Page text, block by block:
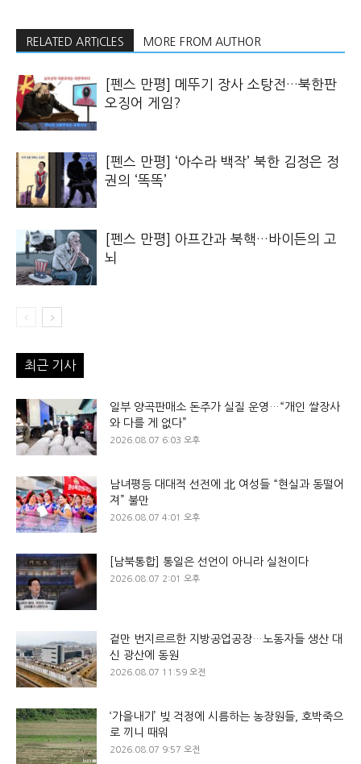
RELATED ARTICLES MORE FROM AUTHOR
[펜스 만평] 메뚜기 장사 소탕전…북한판
오징어 게임?
[펜스 만평] ‘아수라 백작’ 북한 김정은 정
권의 ‘똑똑’
[펜스 만평] 아프간과 북핵…바이든의 고
뇌
최근 기사
일부 양곡판매소 돈주가 실질 운영…“개인 쌀장사
와 다를 게 없다”
2026.08.07 6:03 오후
남녀평등 대대적 선전에 北 여성들 “현실과 동떨어
져” 불만
2026.08.07 4:01 오후
[남북통합] 통일은 선언이 아니라 실천이다
2026.08.07 2:01 오후
겉만 번지르르한 지방공업공장…노동자들 생산 대
신 광산에 동원
2026.08.07 11:59 오전
‘가을내기’ 빚 걱정에 시름하는 농장원들, 호박죽으
로 끼니 때워
2026.08.07 9:57 오전